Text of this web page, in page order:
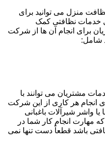
منزل می توانید برای
خدمات نظافتی کمک
برای انجام آن ها از شرکت
شامل:
مشتریان می توانند با
انجام هر کاری از این شرکت
واشر شیرآلات باغبانی
مهارت انجام کار شما در
باشد قطعاً دست تنها نمی